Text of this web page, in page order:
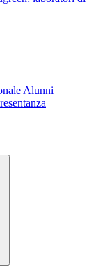
Alunni